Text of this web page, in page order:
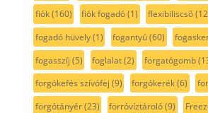
fiók(160) fiók fogadó(1) flexibiliscső
fogadó hüvely(1) fogantyú(60)
fogasszíj (5) foglalat(2) forgatógomb
forgókefés szívófej (9) forgókerék(6)
forgótányér(23) forróvíztároló(9)